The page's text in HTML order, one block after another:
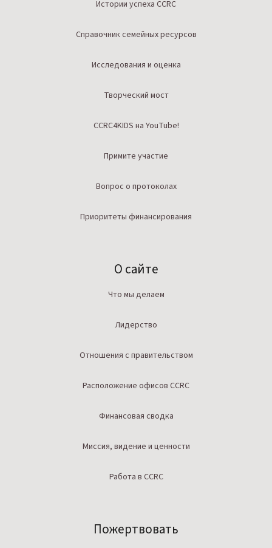
Истории успеха CCRC
Справочник семейных ресурсов
Исследования и оценка
Творческий мост
CCRC4KIDS на YouTube!
Примите участие
Вопрос о протоколах
Приоритеты финансирования
О сайте
Что мы делаем
Лидерство
Отношения с правительством
Расположение офисов CCRC
Финансовая сводка
Миссия, видение и ценности
Работа в CCRC
Пожертвовать